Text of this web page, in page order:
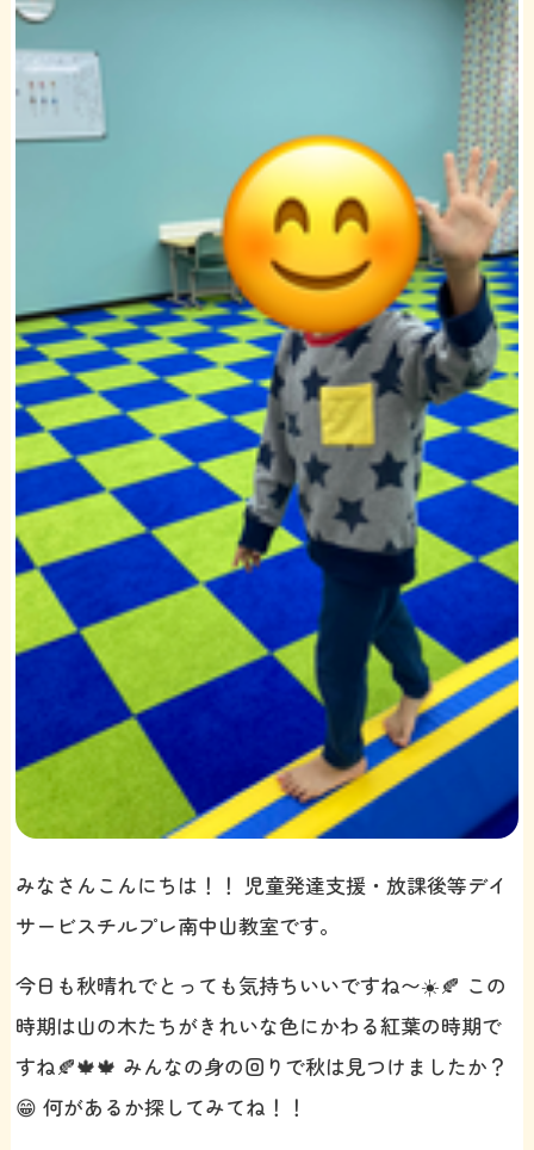
みなさんこんにちは！！ 児童発達支援・放課後等デイ
サービスチルプレ南中山教室です。
今日も秋晴れでとっても気持ちいいですね〜☀️🍂 この
時期は山の木たちがきれいな色にかわる紅葉の時期で
すね🍂🍁🍁 みんなの身の回りで秋は見つけましたか？
😁 何があるか探してみてね！！